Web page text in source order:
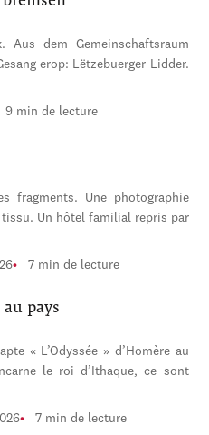
Aus dem Gemeinschaftsraum
erop: Lëtzebuerger Lidder.
9 min de lecture
fragments. Une photographie
Un hôtel familial repris par
7 min de lecture
pays
« L’Odyssée » d’Homère au
le roi d’Ithaque, ce sont
7 min de lecture